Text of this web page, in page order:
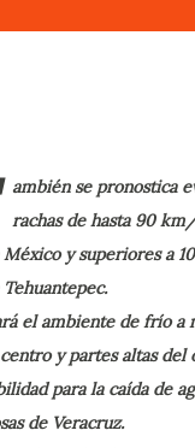
ambién se pronostica
rachas de hasta 90
México y superiores a
el ambiente de frío a
y partes altas del
para la caída de
de Veracruz.